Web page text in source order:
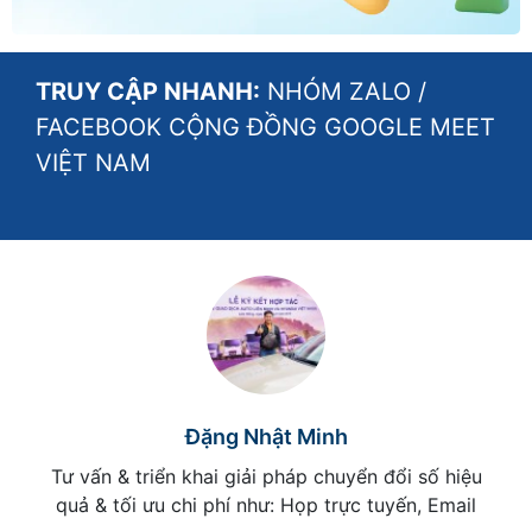
TRUY CẬP NHANH: NHÓM ZALO /
FACEBOOK CỘNG ĐỒNG GOOGLE MEET
VIỆT NAM
Đặng Nhật Minh
Tư vấn & triển khai giải pháp chuyển đổi số hiệu
quả & tối ưu chi phí như: Họp trực tuyến, Email